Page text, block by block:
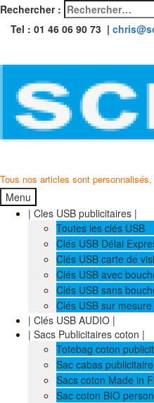
Rechercher :
Tel : 01 46 06 90 73 |
Tous nos articles sont
Menu
| Cles USB publicitaires |
Toutes les clés USB
Clés USB Délai
Clés USB carte de
Clés USB avec
Clés USB sans
Clés USB sur mesure
| Clés USB AUDIO |
| Sacs Publicitaires coton |
Totebag coton
Sac cabas publicitaire
Sacs coton Made in
Sac coton BIO